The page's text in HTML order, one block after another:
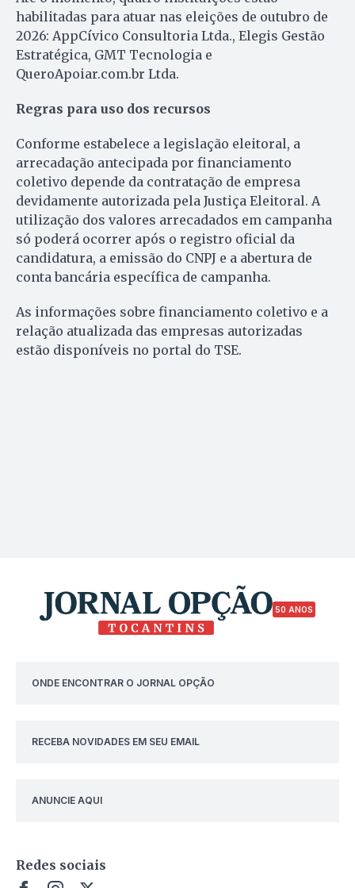
habilitadas para atuar nas eleições de outubro de
2026: AppCívico Consultoria Ltda., Elegis Gestão
Estratégica, GMT Tecnologia e
QueroApoiar.com.br Ltda.
Regras para uso dos recursos
Conforme estabelece a legislação eleitoral, a
arrecadação antecipada por financiamento
coletivo depende da contratação de empresa
devidamente autorizada pela Justiça Eleitoral. A
utilização dos valores arrecadados em campanha
só poderá ocorrer após o registro oficial da
candidatura, a emissão do CNPJ e a abertura de
conta bancária específica de campanha.
As informações sobre financiamento coletivo e a
relação atualizada das empresas autorizadas
estão disponíveis no portal do TSE.
50 ANOS
ONDE ENCONTRAR O JORNAL OPÇÃO
RECEBA NOVIDADES EM SEU EMAIL
ANUNCIE AQUI
Redes sociais